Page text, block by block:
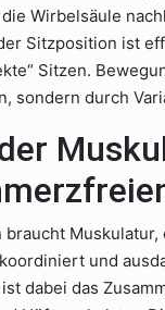
Wirbelsäule
Sitzposition ist
Sitzen.
sondern durch
braucht Muskulatur,
und
dabei das